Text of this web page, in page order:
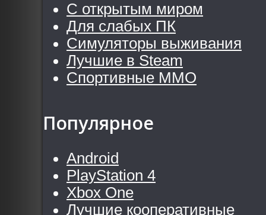
С открытым миром
Для слабых ПК
Симуляторы выживания
Лучшие в Steam
Спортивные MMO
Популярное
Android
PlayStation 4
Xbox One
Лучшие кооперативные